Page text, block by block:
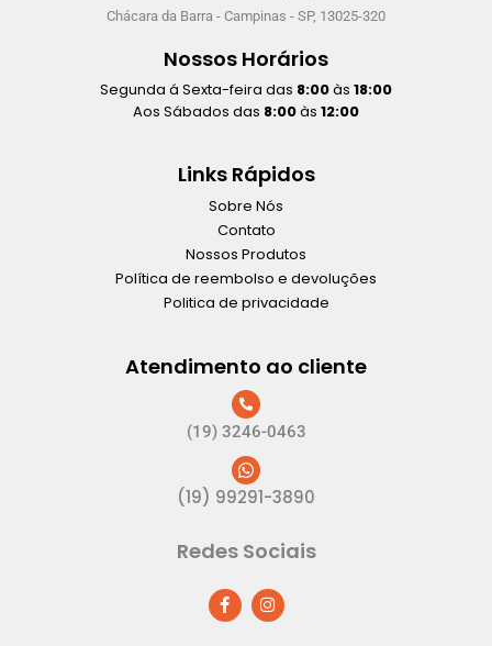
Chácara da Barra - Campinas - SP, 13025-320
Nossos Horários
Segunda á Sexta-feira das 8:00às 18:00
Aos Sábados das 8:00às 12:00
Links Rápidos
Sobre Nós
Contato
Nossos Produtos
Política de reembolso e devoluções
Politica de privacidade
Atendimento ao cliente
(19) 3246-0463
(19) 99291-3890
Redes Sociais
F
a
c
I
n
s